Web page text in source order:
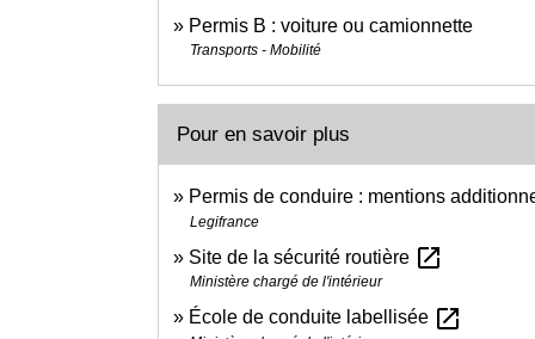
Permis B : voiture ou camionnette
Transports - Mobilité
Pour en savoir plus
Permis de conduire : mentions
Legifrance
Site de la sécurité routière open_in_new
Ministère chargé de l'intérieur
École de conduite labellisée open_in_new